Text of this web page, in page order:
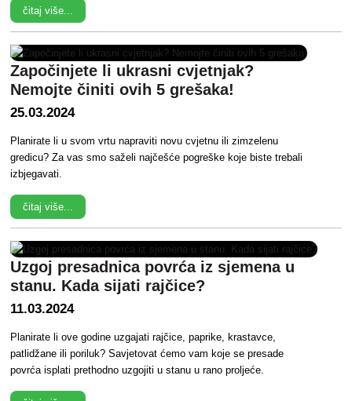
čitaj više...
Započinjete li ukrasni cvjetnjak?
Nemojte činiti ovih 5 grešaka!
25.03.2024
Planirate li u svom vrtu napraviti novu cvjetnu ili zimzelenu
gredicu? Za vas smo saželi najčešće pogreške koje biste trebali
izbjegavati.
čitaj više...
Uzgoj presadnica povrća iz sjemena u
stanu. Kada sijati rajčice?
11.03.2024
Planirate li ove godine uzgajati rajčice, paprike, krastavce,
patlidžane ili poriluk? Savjetovat ćemo vam koje se presade
povrća isplati prethodno uzgojiti u stanu u rano proljeće.